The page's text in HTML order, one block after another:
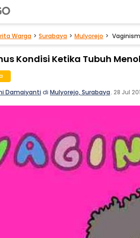
Warga Surabaya Mulyorejo
Kondisi Ketika Tubuh
Damaiyantidi Mulyorejo, Surabaya. 28 Jul